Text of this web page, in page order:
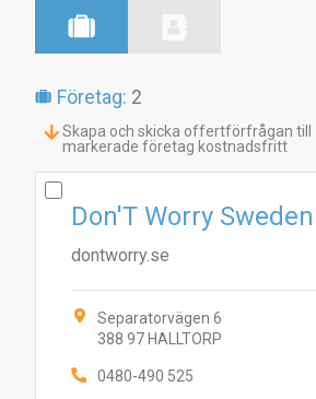
Företag: 2
Skapa och skicka offertförfrågan till
markerade företag kostnadsfritt
Don'T Worry
dontworry.se
Separatorvägen 6
388 97 HALLTORP
0480-490 525